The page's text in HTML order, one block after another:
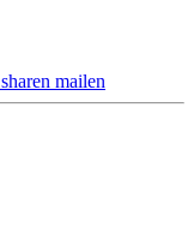
sharen mailen